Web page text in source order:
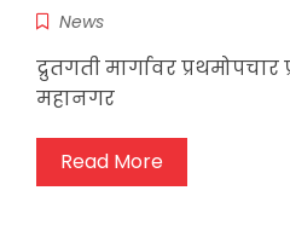
News
द्रुतगती मार्गावर
महानगर
Read More